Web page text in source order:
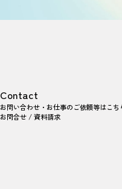
Contact
お問い合わせ・お仕事のご依頼等はこち
お問合せ / 資料請求